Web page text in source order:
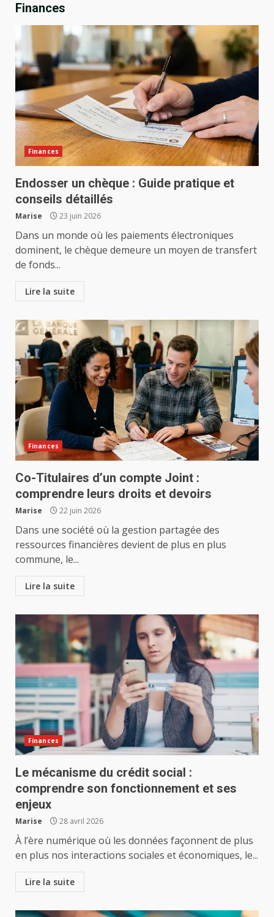
Finances
Finances
Endosser un chèque : Guide pratique et
conseils détaillés
Marise 23 juin 2026
Dans un monde où les paiements électroniques
dominent, le chèque demeure un moyen de transfert
de fonds...
Lire la suite
Finances
Co-Titulaires d’un compte Joint :
comprendre leurs droits et devoirs
Marise 22 juin 2026
Dans une société où la gestion partagée des
ressources financières devient de plus en plus
commune, le...
Lire la suite
Finances
Le mécanisme du crédit social :
comprendre son fonctionnement et ses
enjeux
Marise 28 avril 2026
À l’ère numérique où les données façonnent de plus
en plus nos interactions sociales et économiques, le...
Lire la suite